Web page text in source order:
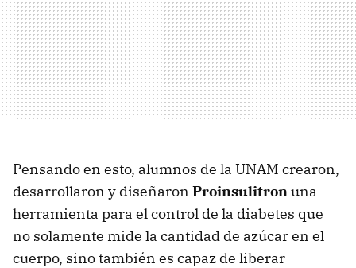
Pensando en esto, alumnos de la UNAM crearon,
desarrollaron y diseñaron Proinsulitronuna
herramienta para el control de la diabetes que
no solamente mide la cantidad de azúcar en el
cuerpo, sino también es capaz de liberar